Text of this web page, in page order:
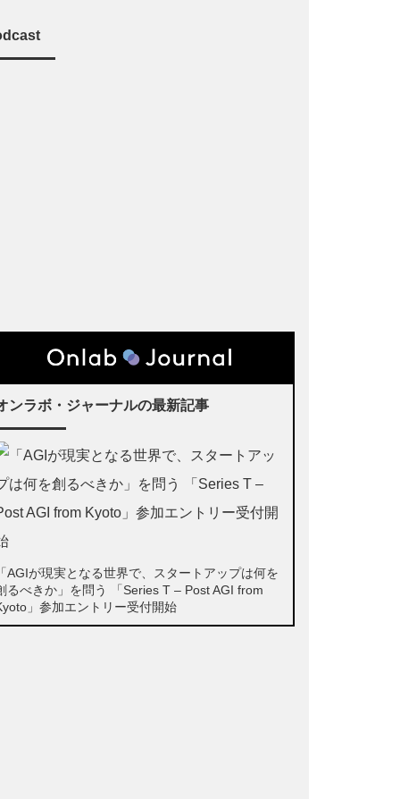
ンラボ・ジャーナルの最新記事
「AGIが現実となる世界で、スタートアップは何を
るべきか」を問う 「Series T – Post AGI from
」参加エントリー受付開始